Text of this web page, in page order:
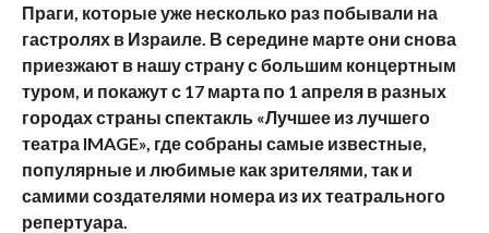
Праги, которые уже несколько раз побывали на
гастролях в Израиле. В середине марте они снова
приезжают в нашу страну с большим концертным
туром, и покажут с 17 марта по 1 апреля в разных
городах страны спектакль «Лучшее из лучшего
театра IMAGE», где собраны самые известные,
популярные и любимые как зрителями, так и
самими создателями номера из их театрального
репертуара.